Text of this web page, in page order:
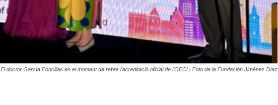
El doctor García Foncillas en el moment de rebre l’acreditació oficial de l’OECI | Foto de la Fundación Jiménez Díaz